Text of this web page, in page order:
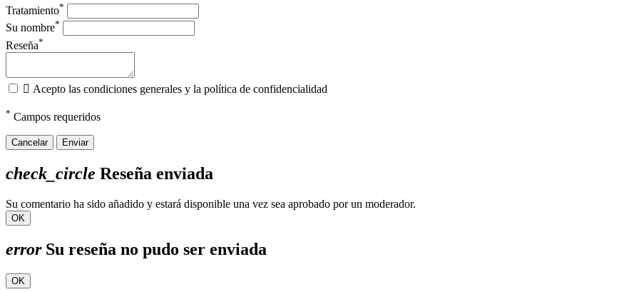
Tratamiento*
Su nombre*
Reseña*
 Acepto las condiciones generales y la política de confidencialidad
* Campos requeridos
Cancelar Enviar
check_circle Reseña enviada
Su comentario ha sido añadido y estará disponible una vez sea aprobado por un moderador.
OK
errorSu reseña no pudo ser enviada
OK